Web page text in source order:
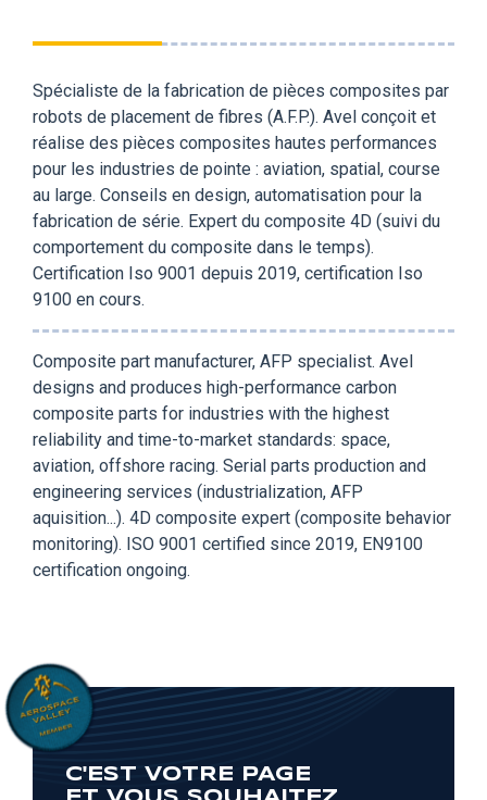
Spécialiste de la fabrication de pièces composites par
robots de placement de fibres (A.F.P.). Avel conçoit et
réalise des pièces composites hautes performances
pour les industries de pointe : aviation, spatial, course
au large. Conseils en design, automatisation pour la
fabrication de série. Expert du composite 4D (suivi du
comportement du composite dans le temps).
Certification Iso 9001 depuis 2019, certification Iso
9100 en cours.
Composite part manufacturer, AFP specialist. Avel
designs and produces high-performance carbon
composite parts for industries with the highest
reliability and time-to-market standards: space,
aviation, offshore racing. Serial parts production and
engineering services (industrialization, AFP
aquisition...). 4D composite expert (composite behavior
monitoring). ISO 9001 certified since 2019, EN9100
certification ongoing.
C'EST VOTRE PAGE